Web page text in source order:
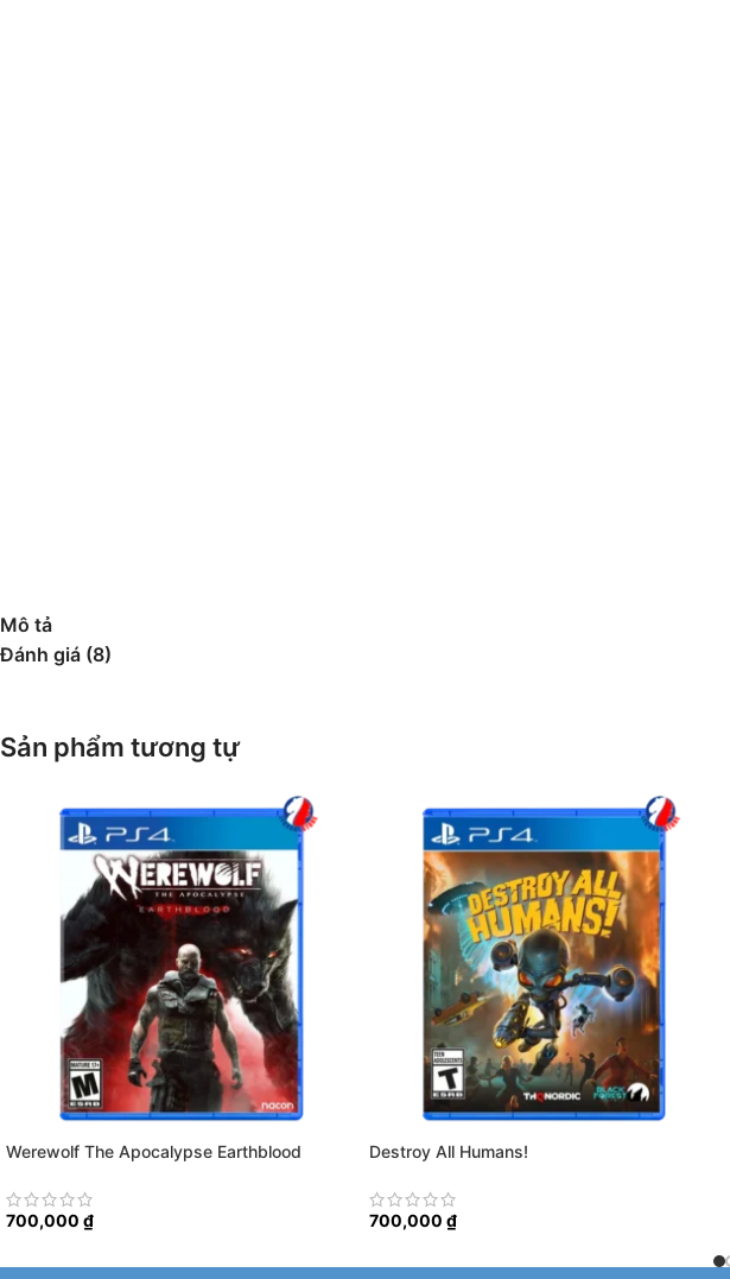
Mô tả
Đánh giá (8)
Sản phẩm tương tự
Werewolf The Apocalypse Earthblood
700,000 ₫
Destroy All Humans!
700,000 ₫